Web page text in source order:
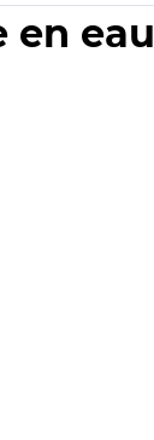
en eau